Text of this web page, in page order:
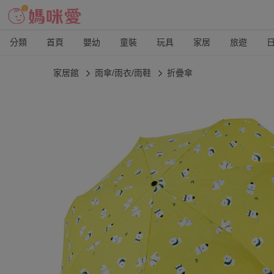
分類 首頁 嬰幼 童裝 玩具 家居 旅遊
家居館 雨傘/雨衣/雨鞋 折疊傘